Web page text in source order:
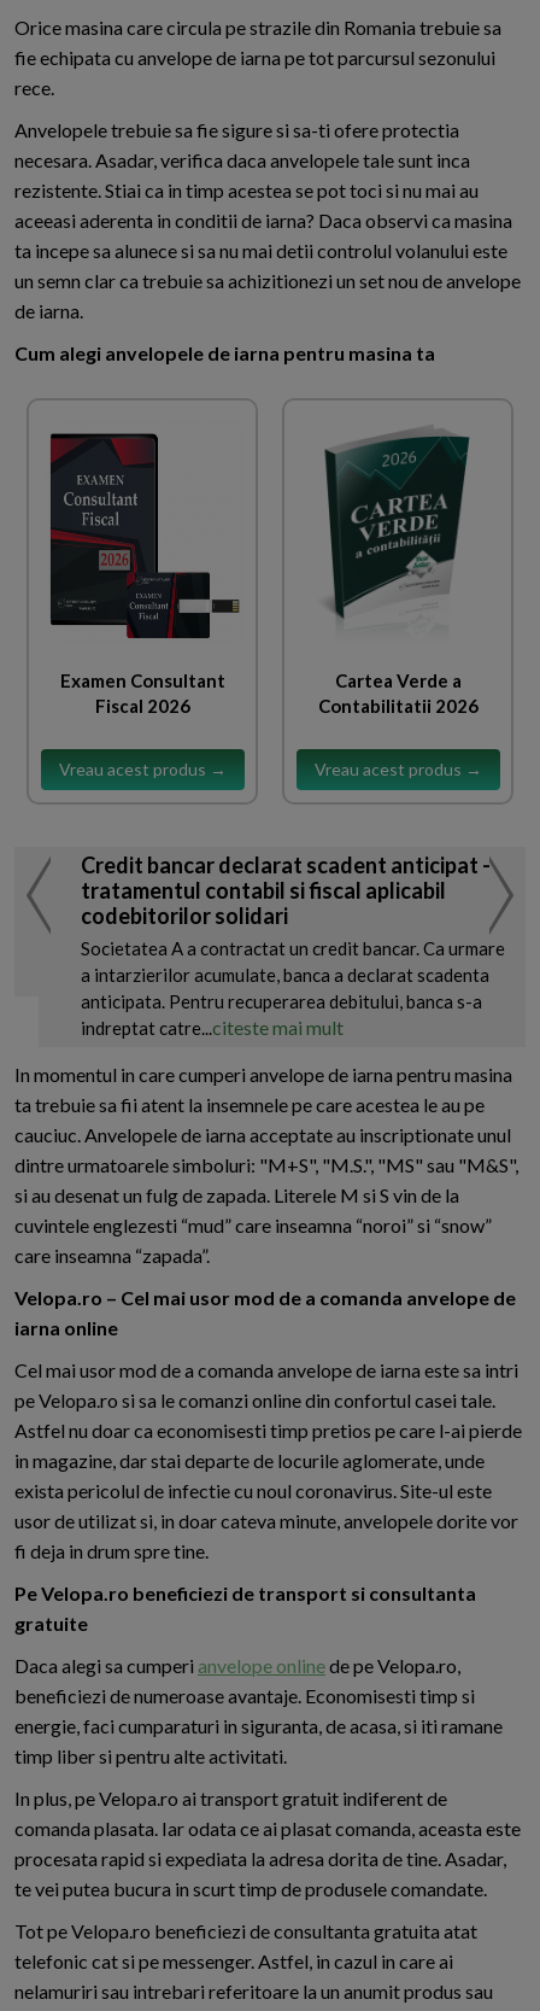
Orice masina care circula pe strazile din Romania trebuie sa
fie echipata cu anvelope de iarna pe tot parcursul sezonului
rece.
Anvelopele trebuie sa fie sigure si sa-ti ofere protectia
necesara. Asadar, verifica daca anvelopele tale sunt inca
rezistente. Stiai ca in timp acestea se pot toci si nu mai au
aceeasi aderenta in conditii de iarna? Daca observi ca masina
ta incepe sa alunece si sa nu mai detii controlul volanului este
un semn clar ca trebuie sa achizitionezi un set nou de anvelope
de iarna.
Cum alegi anvelopele de iarna pentru masina ta
Examen Consultant
Fiscal 2026
Vreau acest produs →
Cartea Verde a
Contabilitatii 2026
Vreau acest produs →
Credit bancar declarat scadent anticipat -
tratamentul contabil si fiscal aplicabil
codebitorilor solidari
Societatea A a contractat un credit bancar. Ca urmare
a intarzierilor acumulate, banca a declarat scadenta
anticipata. Pentru recuperarea debitului, banca s-a
indreptat catre...citeste mai mult
In momentul in care cumperi anvelope de iarna pentru masina
ta trebuie sa fii atent la insemnele pe care acestea le au pe
cauciuc. Anvelopele de iarna acceptate au inscriptionate unul
dintre urmatoarele simboluri: "M+S", "M.S.", "MS" sau "M&S",
si au desenat un fulg de zapada. Literele M si S vin de la
cuvintele englezesti “mud” care inseamna “noroi” si “snow”
care inseamna “zapada”.
Velopa.ro – Cel mai usor mod de a comanda anvelope de
iarna online
Cel mai usor mod de a comanda anvelope de iarna este sa intri
pe Velopa.ro si sa le comanzi online din confortul casei tale.
Astfel nu doar ca economisesti timp pretios pe care l-ai pierde
in magazine, dar stai departe de locurile aglomerate, unde
exista pericolul de infectie cu noul coronavirus. Site-ul este
usor de utilizat si, in doar cateva minute, anvelopele dorite vor
fi deja in drum spre tine.
Pe Velopa.ro beneficiezi de transport si consultanta
gratuite
Daca alegi sa cumperi anvelope onlinede pe Velopa.ro,
beneficiezi de numeroase avantaje. Economisesti timp si
energie, faci cumparaturi in siguranta, de acasa, si iti ramane
timp liber si pentru alte activitati.
In plus, pe Velopa.ro ai transport gratuit indiferent de
comanda plasata. Iar odata ce ai plasat comanda, aceasta este
procesata rapid si expediata la adresa dorita de tine. Asadar,
te vei putea bucura in scurt timp de produsele comandate.
Tot pe Velopa.ro beneficiezi de consultanta gratuita atat
telefonic cat si pe messenger. Astfel, in cazul in care ai
nelamuriri sau intrebari referitoare la un anumit produs sau